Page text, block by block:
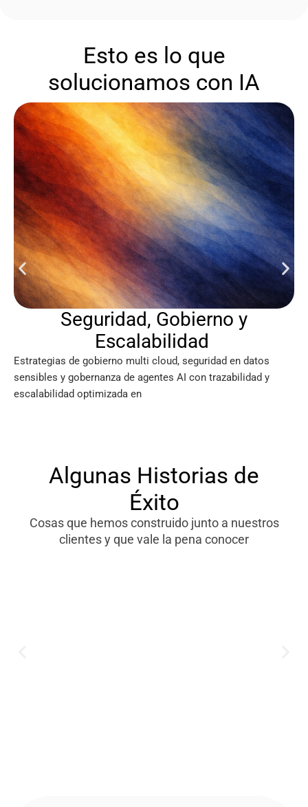
Esto es lo que
solucionamos con IA
Seguridad, Gobierno y
Escalabilidad
Estrategias de gobierno multi cloud, seguridad en datos
sensibles y gobernanza de agentes AI con trazabilidad y
escalabilidad optimizada en
Algunas Historias de
Éxito
Cosas que hemos construido junto a nuestros
clientes y que vale la pena conocer